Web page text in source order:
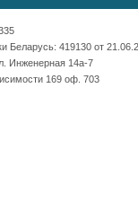
Беларусь: 419130 от
Инженерная 14а-7
169 оф. 703